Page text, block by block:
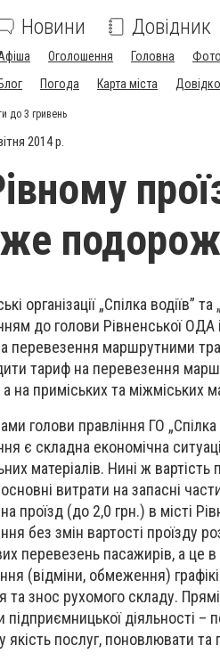
Новини Довідник
Оголошення Головна
Блог
Погода Карта міста
до 3 гривень
2014 р.
організації „Спілка водіїв”
до голови Рівненської ОДА
перевезення маршрутними
тариф на перевезення
а на приміських та міжміських
голови правління ГО
є складна економічна
матеріалів. Нині ж
витрати на запасні
проїзд (до 2,0 грн.) в місті
без змін вартості проїзду
перевезень пасажирів, а це
(відміни, обмеження)
та знос рухомого складу.
підприємницької діяльності
якість послуг, поновлювати